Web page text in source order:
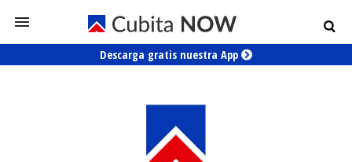
Descarga gratis nuestra App